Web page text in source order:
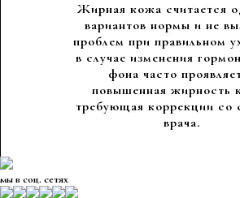
Жирная кожа считается
вариантов нормы и не
проблем при правильном
в случае изменения
фона часто
повышенная жирность
требующая коррекции со
врача.
мы в соц. сетях